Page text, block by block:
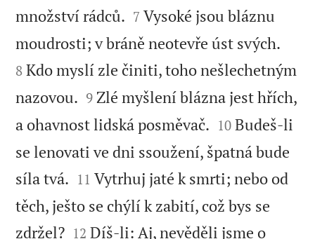
množství rádců. 

7 Vysoké jsou bláznu
moudrosti; v bráně neotevře úst svých.
8 Kdo myslí zle činiti, toho nešlechetným
nazovou. 

9 Zlé myšlení blázna jest hřích,
a ohavnost lidská posměvač. 

10 Budeš-li
se lenovati ve dni ssoužení, špatná bude
síla tvá. 

11 Vytrhuj jaté k smrti; nebo od
těch, ješto se chýlí k zabití, což bys se
zdržel?
12 Díš-li: Aj, nevěděli jsme o